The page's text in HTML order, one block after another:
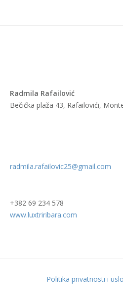
Radmila Rafailović
Bečićka plaža 43, Rafailovići,
radmila.rafailovic25@gmail.com
+382 69 234 578
www.luxtriribara.com
Politika privatnosti i